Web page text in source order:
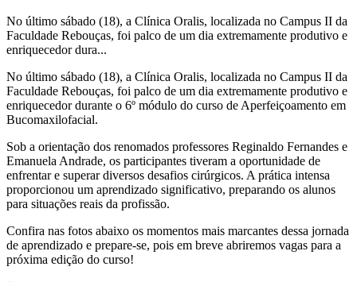
No último sábado (18), a Clínica Oralis, localizada no Campus II da
Faculdade Rebouças, foi palco de um dia extremamente produtivo e
enriquecedor dura...
No último sábado (18), a Clínica Oralis, localizada no Campus II da
Faculdade Rebouças, foi palco de um dia extremamente produtivo e
enriquecedor durante o 6º módulo do curso de Aperfeiçoamento em
Bucomaxilofacial.
Sob a orientação dos renomados professores Reginaldo Fernandes e
Emanuela Andrade, os participantes tiveram a oportunidade de
enfrentar e superar diversos desafios cirúrgicos. A prática intensa
proporcionou um aprendizado significativo, preparando os alunos
para situações reais da profissão.
Confira nas fotos abaixo os momentos mais marcantes dessa jornada
de aprendizado e prepare-se, pois em breve abriremos vagas para a
próxima edição do curso!